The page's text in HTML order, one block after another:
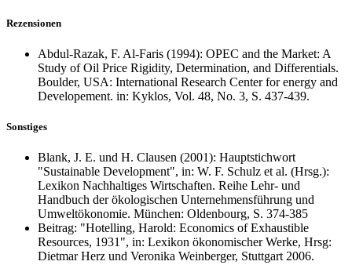
Rezensionen
Abdul-Razak, F. Al-Faris (1994): OPEC and the Market: A
Study of Oil Price Rigidity, Determination, and Differentials.
Boulder, USA: International Research Center for energy and
Developement. in: Kyklos, Vol. 48, No. 3, S. 437-439.
Sonstiges
Blank, J. E. und H. Clausen (2001): Hauptstichwort
"Sustainable Development", in: W. F. Schulz et al. (Hrsg.):
Lexikon Nachhaltiges Wirtschaften. Reihe Lehr- und
Handbuch der ökologischen Unternehmensführung und
Umweltökonomie. München: Oldenbourg, S. 374-385
Beitrag: "Hotelling, Harold: Economics of Exhaustible
Resources, 1931", in: Lexikon ökonomischer Werke, Hrsg:
Dietmar Herz und Veronika Weinberger, Stuttgart 2006.